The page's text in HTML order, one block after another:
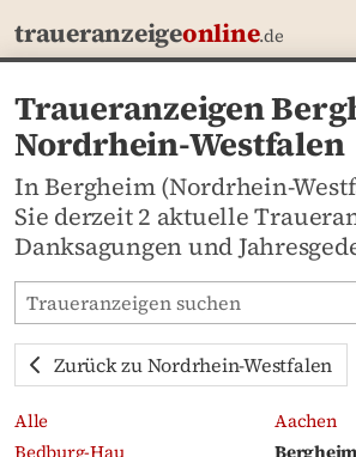
traueranzeigeonline.de
Traueranzeigen
Nordrhein-Westfalen
In Bergheim (Nordrhein-
Sie derzeit 2 aktuelle
Danksagungen und
Traueranzeigen-Portal durchsuchen
Zurück zu Nordrhein-Westfalen
Alle
Aachen
Bedburg-Hau
Bergheim